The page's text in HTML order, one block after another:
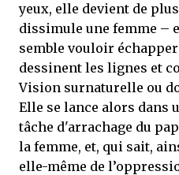
yeux, elle devient de
dissimule une femme –
semble vouloir
dessinent les lignes et
Vision surnaturelle ou
Elle se lance alors dans
tâche d'arrachage du
la femme, et, qui sait,
elle-même de